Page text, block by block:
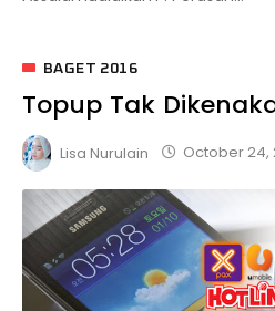
BAGET 2016
Topup Tak
Lisa Nurulain October 24,